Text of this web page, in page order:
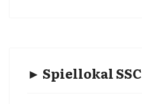
► Spiellokal SSC